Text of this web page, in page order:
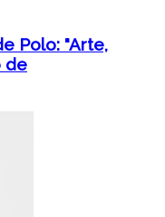
Polo: "Arte,
de